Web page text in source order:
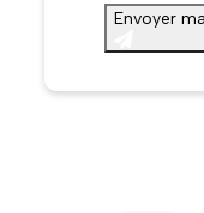
Envoyer